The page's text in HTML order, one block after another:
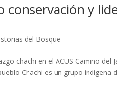
conservación y
del Bosque
chachi en el ACUS Camino del
Chachi es un grupo indígena